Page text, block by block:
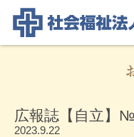
広報誌【自立】
2023.9.22